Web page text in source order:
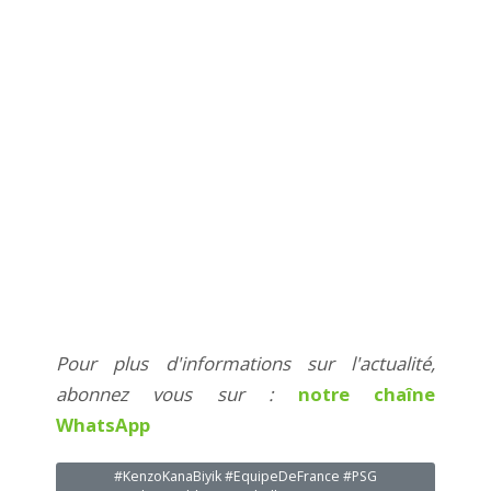
Pour plus d'informations sur l'actualité,
abonnez vous sur : notre chaîne
WhatsApp
#KenzoKanaBiyik #EquipeDeFrance #PSG